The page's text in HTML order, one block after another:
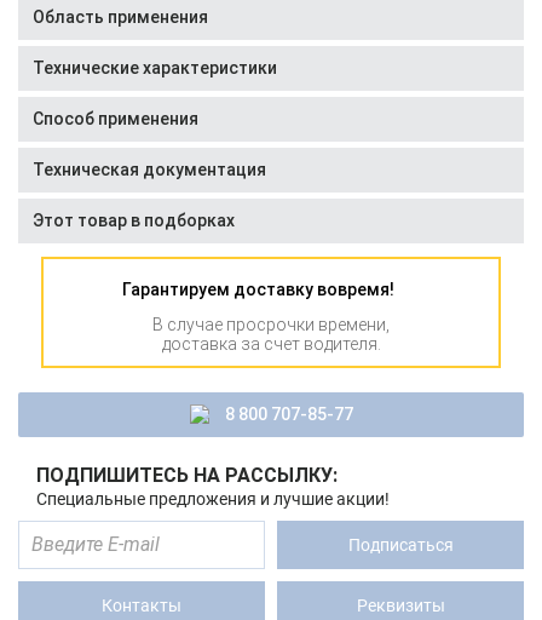
Область применения
Технические характеристики
Способ применения
Техническая документация
Этот товар в подборках
Гарантируем доставку вовремя!
В случае просрочки времени,
доставка за счет водителя.
8 800 707-85-77
ПОДПИШИТЕСЬ НА РАССЫЛКУ:
Специальные предложения и лучшие акции!
Подписаться
Контакты Реквизиты